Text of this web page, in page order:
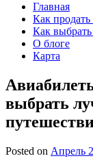
Главная
Как продать
Как
О блоге
Карта
выбрать
Posted on Апрель